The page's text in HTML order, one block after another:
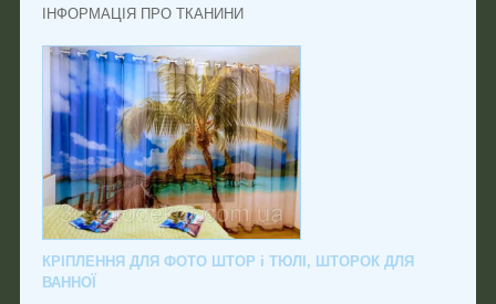
ІНФОРМАЦІЯ ПРО ТКАНИНИ
КРІПЛЕННЯ ДЛЯ ФОТО ШТОР і ТЮЛІ, ШТОРОК ДЛЯ
ВАННОЇ